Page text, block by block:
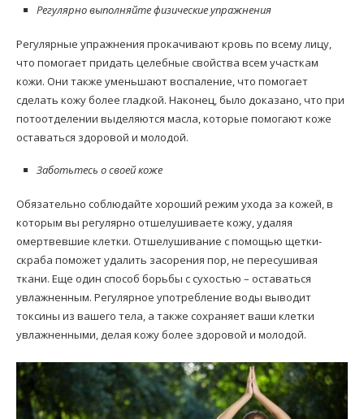
Регулярно выполняйте физические упражнения
Регулярные упражнения прокачивают кровь по всему лицу,
что помогает придать целебные свойства всем участкам
кожи. Они также уменьшают воспаление, что помогает
сделать кожу более гладкой. Наконец, было доказано, что при
потоотделении выделяются масла, которые помогают коже
оставаться здоровой и молодой.
Заботьтесь о своей коже
Обязательно соблюдайте хороший режим ухода за кожей, в
которым вы регулярно отшелушиваете кожу, удаляя
омертвевшие клетки. Отшелушивание с помощью щетки-
скраба поможет удалить засорения пор, не пересушивая
ткани. Еще один способ борьбы с сухостью – оставаться
увлажненным. Регулярное употребление воды выводит
токсины из вашего тела, а также сохраняет ваши клетки
увлажненными, делая кожу более здоровой и молодой.